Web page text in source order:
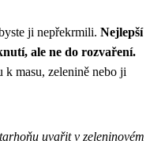
ji nepřekrmili. Nejlepší
ale ne do rozvaření.
k masu, zelenině nebo ji
uvařit v zeleninovém